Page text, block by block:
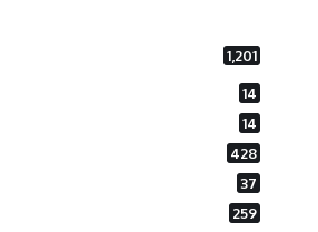
1,201
14
14
428
37
259